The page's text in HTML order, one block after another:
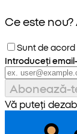
Ce este
Sunt de acord
Introduceți
Abonează-
Vă puteți